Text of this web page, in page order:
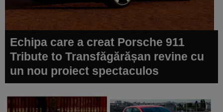
Echipa care a creat Porsche 911
Tribute to Transfăgărășan revine cu
un nou proiect spectaculos